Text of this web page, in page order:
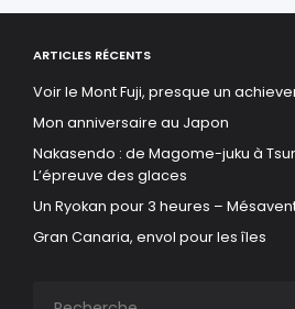
ARTICLES RÉCENTS
Voir le Mont Fuji, presque un
Mon anniversaire au Japon
Nakasendo : de Magome-juku à
L’épreuve des glaces
Un Ryokan pour 3 heures –
Gran Canaria, envol pour les îles